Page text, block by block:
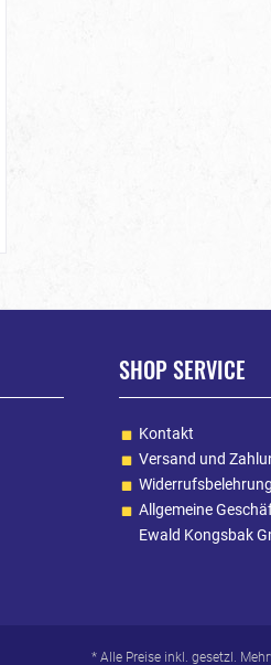
SHOP SERVICE
Kontakt
Versand und
Widerrufsbelehrung
Allgemeine
Ewald Kongsbak
* Alle Preise inkl. gesetzl.